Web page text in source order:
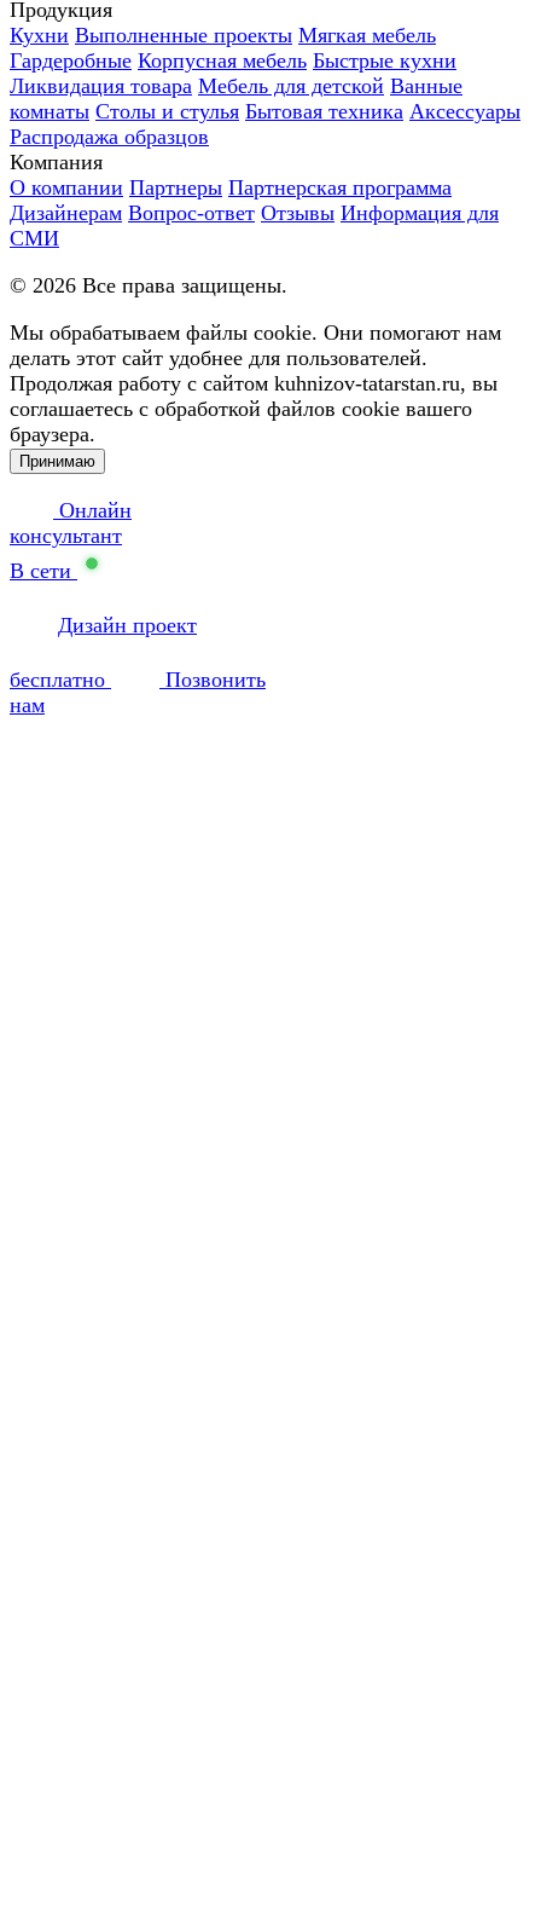
Продукция
Кухни Выполненные проекты Мягкая мебель
Гардеробные Корпусная мебель Быстрые кухни
Ликвидация товара Мебель для детской Ванные
комнаты Столы и стулья Бытовая техника Аксессуары
Распродажа образцов
Компания
О компании Партнеры Партнерская программа
Дизайнерам Вопрос-ответ Отзывы Информация для
СМИ
© 2026 Все права защищены.
Мы обрабатываем файлы cookie. Они помогают нам
делать этот сайт удобнее для пользователей.
Продолжая работу с сайтом kuhnizov-tatarstan.ru, вы
соглашаетесь с обработкой файлов cookie вашего
браузера.
Принимаю
Онлайн
консультант
В сети
Дизайн проект
бесплатно
Позвонить
нам